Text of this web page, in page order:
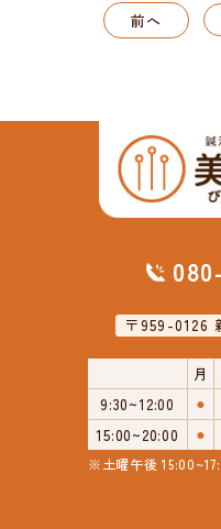
前へ
〒959-0126
月
9:30~12:00
⚫︎
15:00~20:00
⚫︎
※土曜午後